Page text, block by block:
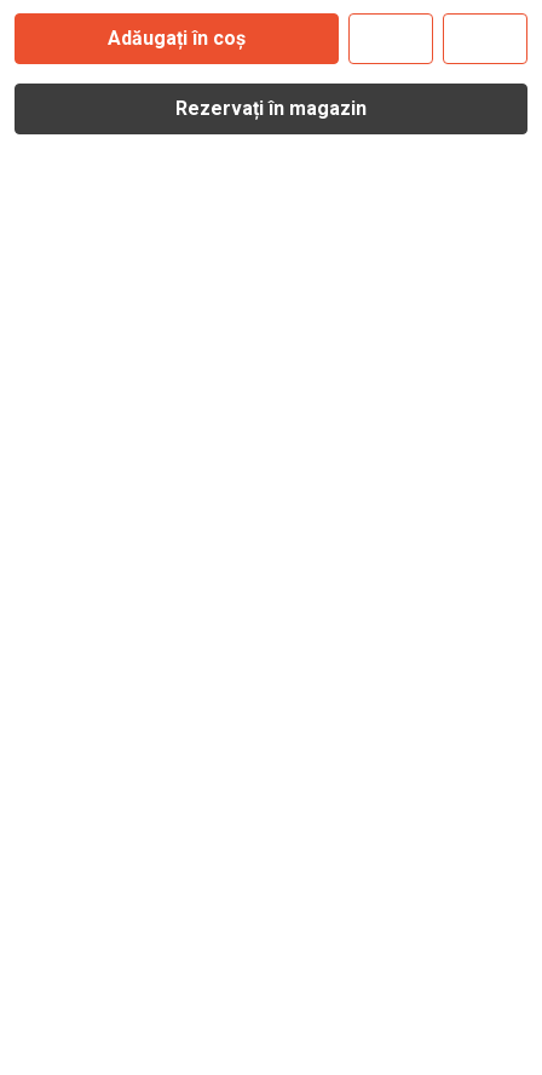
Adăugați în coș
Rezervați în magazin